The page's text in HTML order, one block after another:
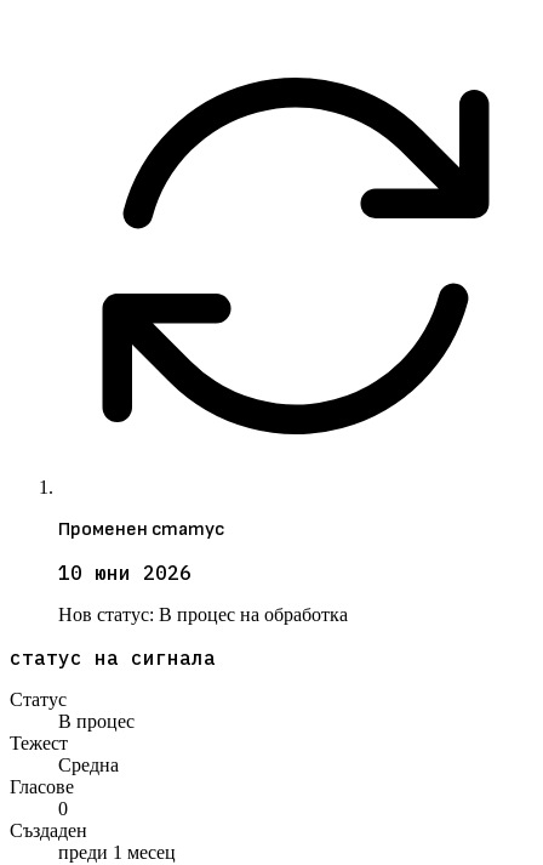
Променен статус
10 юни 2026
Нов статус: В процес на обработка
статус на сигнала
Статус
В процес
Тежест
Средна
Гласове
0
Създаден
преди 1 месец